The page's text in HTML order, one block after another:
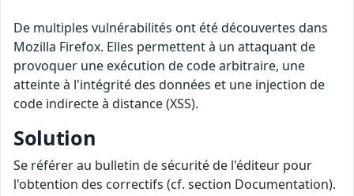
De multiples vulnérabilités ont été découvertes dans
Mozilla Firefox. Elles permettent à un attaquant de
provoquer une exécution de code arbitraire, une
atteinte à l'intégrité des données et une injection de
code indirecte à distance (XSS).
Solution
Se référer au bulletin de sécurité de l'éditeur pour
l'obtention des correctifs (cf. section Documentation).